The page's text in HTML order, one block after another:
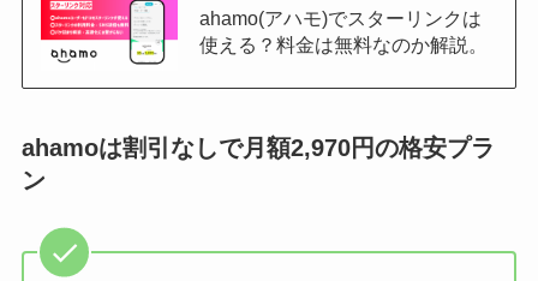
ahamo(アハモ)でスターリンクは
使える？料金は無料なのか解説。
ahamoは割引なしで月額2,970円の格安プラ
ン